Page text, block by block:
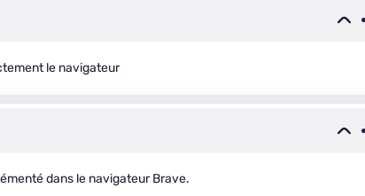
le navigateur
dans le navigateur Brave.